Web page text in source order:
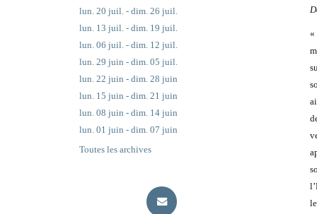
lun. 20 juil. - dim. 26 juil.
lun. 13 juil. - dim. 19 juil.
lun. 06 juil. - dim. 12 juil.
lun. 29 juin - dim. 05 juil.
lun. 22 juin - dim. 28 juin
lun. 15 juin - dim. 21 juin
lun. 08 juin - dim. 14 juin
lun. 01 juin - dim. 07 juin
Toutes les archives
«